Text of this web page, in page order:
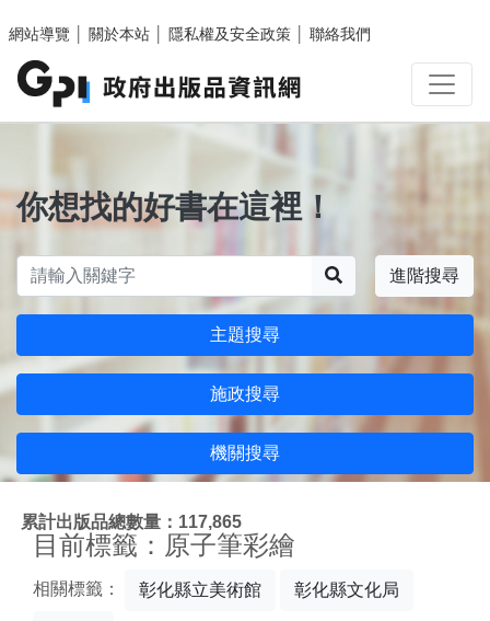
網站導覽
關於本站 隱私權及安全政策 聯絡我們
你想找的好書在這裡！
進階搜尋
主題搜尋
施政搜尋
機關搜尋
累計出版品總數量：117,865
目前標籤：原子筆彩繪
相關標籤： 彰化縣立美術館 彰化縣文化局